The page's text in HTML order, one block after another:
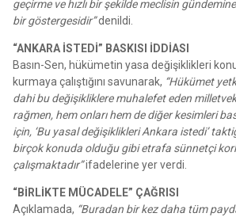
geçirme ve hızlı bir şekilde meclisin
bir göstergesidir”denildi.
“ANKARA İSTEDİ” BASKISI İDDİASI
Basın-Sen, hükümetin yasa değişiklikleri
kurmaya çalıştığını savunarak, “Hükümet
dahi bu değişikliklere muhalefet eden
rağmen, hem onları hem de diğer kesimleri
için, ‘Bu yasal değişiklikleri Ankara istedi’
birçok konuda olduğu gibi etrafa sünnetçi
çalışmaktadır”ifadelerine yer verdi.
“BİRLİKTE MÜCADELE” ÇAĞRISI
Açıklamada, “Buradan bir kez daha tüm